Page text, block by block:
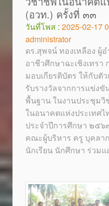
(อวท.) ครั้งที่ ๓๓
วันที่โพส : 2025-02-17
administrator
ดร.สุพจน์ ทองเหลือง ผู้
อาชีวศึกษาฉะเชิงเทร
มอบเกียรติบัตร ให้กับตั
รับรางวัลจากการแข่ง
พื้นฐาน ในงานประชุม
ในอนาคตแห่งประเทศ
ประจำปีการศึกษา ๒๕
คณะผู้บริหาร ครู บุคลา
นักเรียน นักศึกษา ร่วม